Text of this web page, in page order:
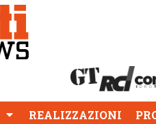
REALIZZAZIONI
REALIZZAZIONI